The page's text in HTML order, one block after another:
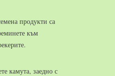
продукти са
към
камута, заедно с